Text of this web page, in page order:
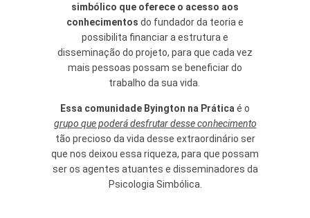
simbólico que oferece o acesso aos
conhecimentos do fundador da teoria e
possibilita financiar a estrutura e
disseminação do projeto, para que cada vez
mais pessoas possam se beneficiar do
trabalho da sua vida.
Essa comunidade Byington na Práticaé o
grupo que poderá desfrutar desse conhecimento
tão precioso da vida desse extraordinário ser
que nos deixou essa riqueza, para que possam
ser os agentes atuantes e disseminadores da
Psicologia Simbólica.